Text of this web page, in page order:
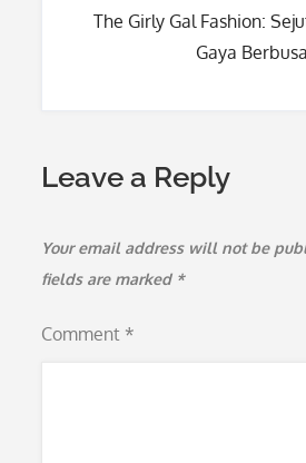
navigation
The Girly Gal Fashion:
Gaya
Leave a Reply
Your email address will not be
fields are marked *
Comment *